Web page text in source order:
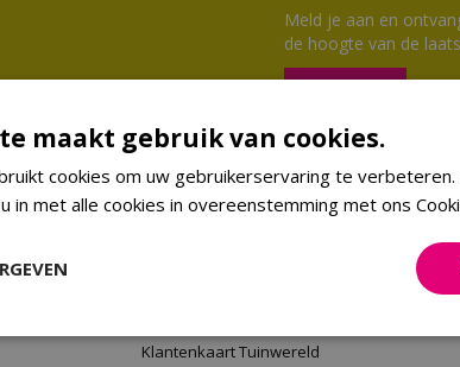
Meld je aan en
de hoogte van de
Aanmelden
Tuinwereld Wijchen
Klantenkaart Tuinwereld
maakt gebruik van cookies.
cookies om uw gebruikerservaring te
in met alle cookies in overeenstemming met ons